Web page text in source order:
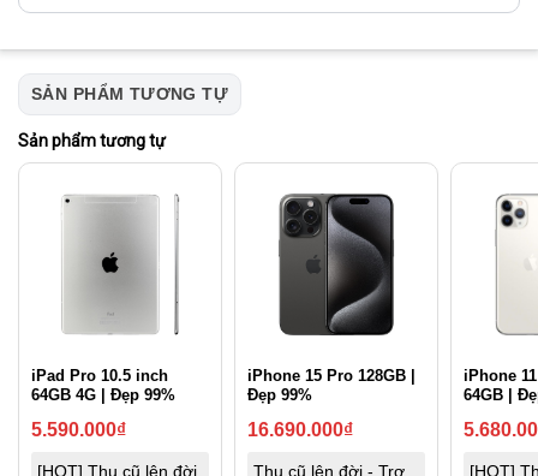
SẢN PHẨM TƯƠNG TỰ
Sản phẩm tương tự
iPad Pro 10.5 inch
64GB 4G | Đẹp 99%
5.590.000₫
[HOT] Thu cũ lên đời
iPhone 15 Pro 128GB |
Đẹp 99%
16.690.000₫
Thu cũ lên đời - Trợ
iPhone
64GB |
[HOT]